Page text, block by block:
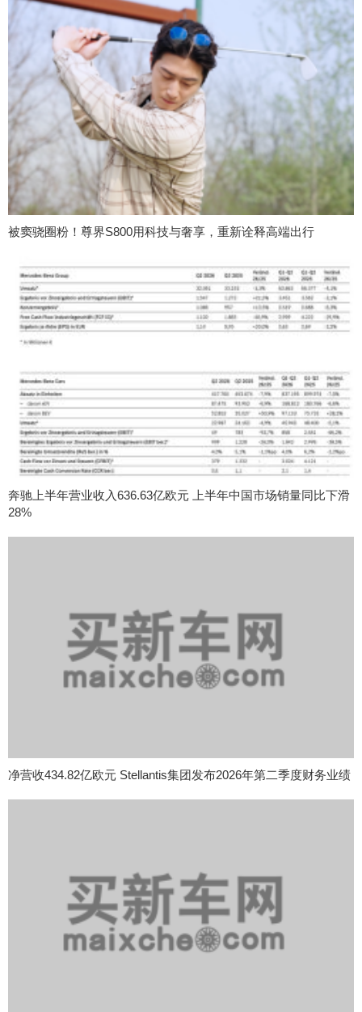
被窦骁圈粉！尊界S800用科技与奢享，重新诠释高端出行
奔驰上半年营业收入636.63亿欧元 上半年中国市场销量同比下滑
28%
净营收434.82亿欧元 Stellantis集团发布2026年第二季度财务业绩